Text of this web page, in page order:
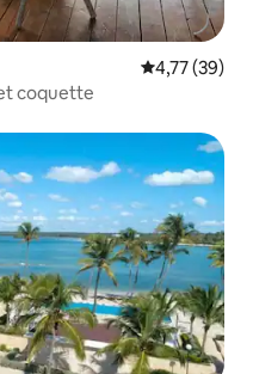
Évaluation
4,77 (39)
coquette